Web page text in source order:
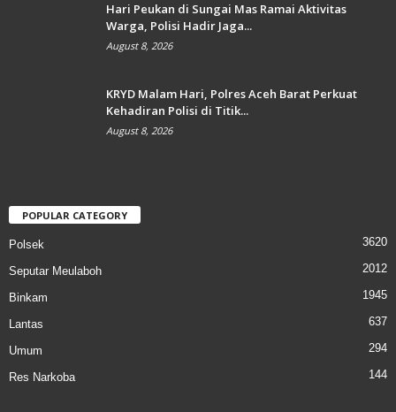
Hari Peukan di Sungai Mas Ramai Aktivitas
Warga, Polisi Hadir Jaga...
August 8, 2026
KRYD Malam Hari, Polres Aceh Barat Perkuat
Kehadiran Polisi di Titik...
August 8, 2026
POPULAR CATEGORY
Polsek 3620
Seputar Meulaboh 2012
Binkam 1945
Lantas 637
Umum 294
Res Narkoba 144